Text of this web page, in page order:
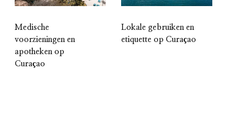
Medische
voorzieningen en
apotheken op
Curaçao
Lokale gebruiken en
etiquette op Curaçao